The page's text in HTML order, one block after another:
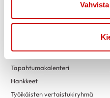
Tapahtumakalenteri
Hankkeet
Työikäisten vertaistukiryhmä